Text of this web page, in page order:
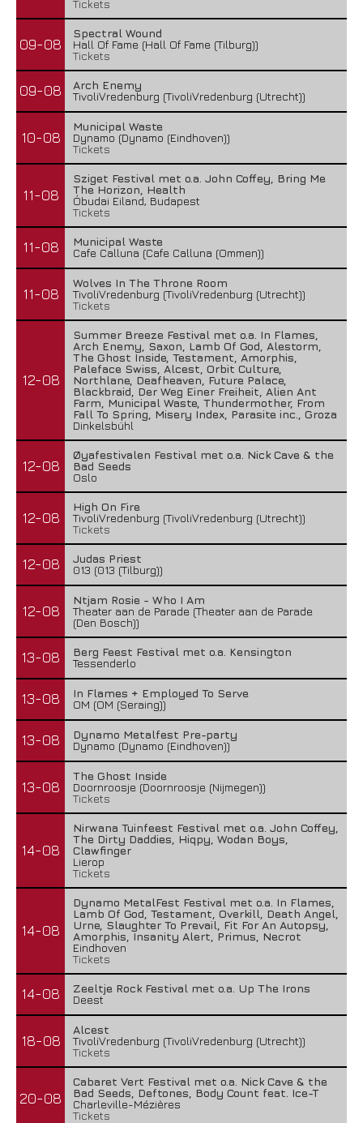
Tickets
09-08
Spectral Wound
Hall Of Fame (Hall Of Fame (Tilburg))
Tickets
09-08
Arch Enemy
TivoliVredenburg (TivoliVredenburg (Utrecht))
10-08
Municipal Waste
Dynamo (Dynamo (Eindhoven))
Tickets
11-08
Sziget Festival met o.a. John Coffey, Bring Me
The Horizon, Health
Óbudai Eiland, Budapest
Tickets
11-08
Municipal Waste
Cafe Calluna (Cafe Calluna (Ommen))
11-08
Wolves In The Throne Room
TivoliVredenburg (TivoliVredenburg (Utrecht))
Tickets
12-08
Summer Breeze Festival met o.a. In Flames,
Arch Enemy, Saxon, Lamb Of God, Alestorm,
The Ghost Inside, Testament, Amorphis,
Paleface Swiss, Alcest, Orbit Culture,
Northlane, Deafheaven, Future Palace,
Blackbraid, Der Weg Einer Freiheit, Alien Ant
Farm, Municipal Waste, Thundermother, From
Fall To Spring, Misery Index, Parasite inc., Groza
Dinkelsbühl
12-08
Øyafestivalen Festival met o.a. Nick Cave & the
Bad Seeds
Oslo
12-08
High On Fire
TivoliVredenburg (TivoliVredenburg (Utrecht))
Tickets
12-08
Judas Priest
013 (013 (Tilburg))
12-08
Ntjam Rosie - Who I Am
Theater aan de Parade (Theater aan de Parade
(Den Bosch))
13-08
Berg Feest Festival met o.a. Kensington
Tessenderlo
13-08
In Flames + Employed To Serve
OM (OM (Seraing))
13-08
Dynamo Metalfest Pre-party
Dynamo (Dynamo (Eindhoven))
13-08
The Ghost Inside
Doornroosje (Doornroosje (Nijmegen))
Tickets
14-08
Nirwana Tuinfeest Festival met o.a. John Coffey,
The Dirty Daddies, Hiqpy, Wodan Boys,
Clawfinger
Lierop
Tickets
14-08
Dynamo MetalFest Festival met o.a. In Flames,
Lamb Of God, Testament, Overkill, Death Angel,
Urne, Slaughter To Prevail, Fit For An Autopsy,
Amorphis, Insanity Alert, Primus, Necrot
Eindhoven
Tickets
14-08
Zeeltje Rock Festival met o.a. Up The Irons
Deest
18-08
Alcest
TivoliVredenburg (TivoliVredenburg (Utrecht))
Tickets
20-08
Cabaret Vert Festival met o.a. Nick Cave & the
Bad Seeds, Deftones, Body Count feat. Ice-T
Charleville-Mézières
Tickets